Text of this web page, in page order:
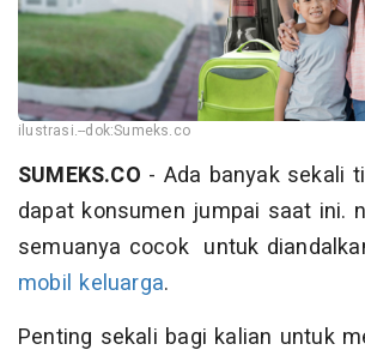
ilustrasi.--dok:Sumeks.co
SUMEKS.CO - Ada banyak sekali
dapat konsumen jumpai saat ini.
semuanya cocok untuk
mobil keluarga.
Penting sekali bagi kalian untuk